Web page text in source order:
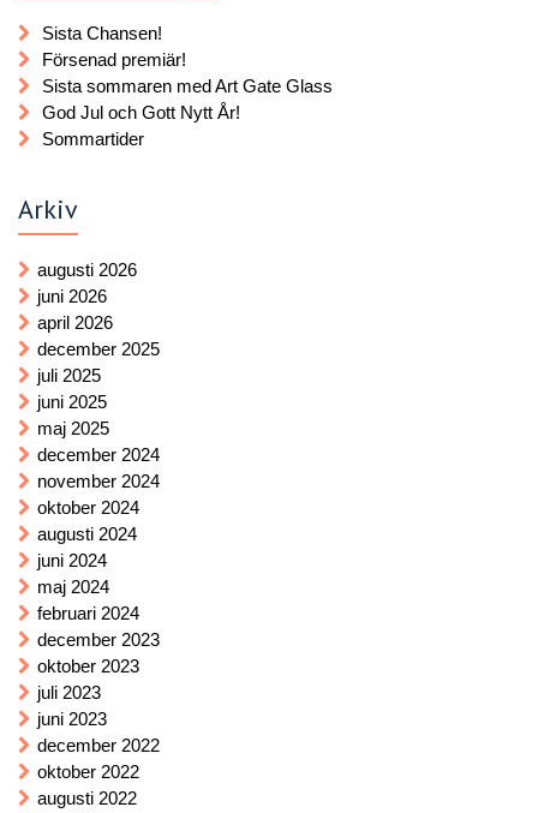
Sista Chansen!
Försenad premiär!
Sista sommaren med Art Gate Glass
God Jul och Gott Nytt År!
Sommartider
Arkiv
augusti 2026
juni 2026
april 2026
december 2025
juli 2025
juni 2025
maj 2025
december 2024
november 2024
oktober 2024
augusti 2024
juni 2024
maj 2024
februari 2024
december 2023
oktober 2023
juli 2023
juni 2023
december 2022
oktober 2022
augusti 2022